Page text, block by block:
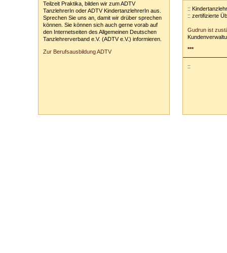
Teilzeit Praktika, bilden wir zum ADTV
TanzlehrerIn oder ADTV KindertanzlehrerIn aus.
Sprechen Sie uns an, damit wir drüber sprechen
können. Sie können sich auch gerne vorab auf
den Internetseiten des Allgemeinen Deutschen
Tanzlehrerverband e.V. (ADTV e.V.) informieren.
Zur Berufsausbildung ADTV
::
:: zertifizierte
Gudrun ist
***
::